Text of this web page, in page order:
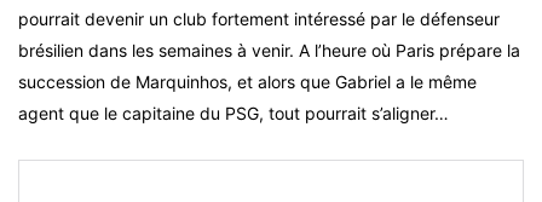
pourrait devenir un club fortement intéressé par le défenseur
brésilien dans les semaines à venir. A l’heure où Paris prépare la
succession de Marquinhos, et alors que Gabriel a le même
agent que le capitaine du PSG, tout pourrait s’aligner…